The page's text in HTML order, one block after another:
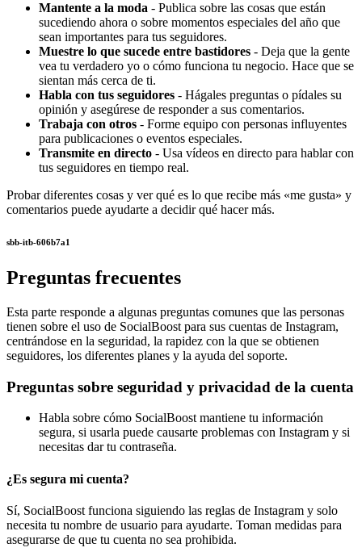
Mantente a la moda - Publica sobre las cosas que están
sucediendo ahora o sobre momentos especiales del año que
sean importantes para tus seguidores.
Muestre lo que sucede entre bastidores - Deja que la gente
vea tu verdadero yo o cómo funciona tu negocio. Hace que se
sientan más cerca de ti.
Habla con tus seguidores - Hágales preguntas o pídales su
opinión y asegúrese de responder a sus comentarios.
Trabaja con otros - Forme equipo con personas influyentes
para publicaciones o eventos especiales.
Transmite en directo - Usa vídeos en directo para hablar con
tus seguidores en tiempo real.
Probar diferentes cosas y ver qué es lo que recibe más «me gusta» y
comentarios puede ayudarte a decidir qué hacer más.
sbb-itb-606b7a1
Preguntas frecuentes
Esta parte responde a algunas preguntas comunes que las personas
tienen sobre el uso de SocialBoost para sus cuentas de Instagram,
centrándose en la seguridad, la rapidez con la que se obtienen
seguidores, los diferentes planes y la ayuda del soporte.
Preguntas sobre seguridad y privacidad de la cuenta
Habla sobre cómo SocialBoost mantiene tu información
segura, si usarla puede causarte problemas con Instagram y si
necesitas dar tu contraseña.
¿Es segura mi cuenta?
Sí, SocialBoost funciona siguiendo las reglas de Instagram y solo
necesita tu nombre de usuario para ayudarte. Toman medidas para
asegurarse de que tu cuenta no sea prohibida.